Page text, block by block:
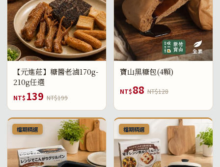
【元進莊】糖醬老滷170g-
210g任選
NT$ 139 NT$199
寶山黑糖包(4顆)
NT$88 NT$128
檔期精選 檔期精選